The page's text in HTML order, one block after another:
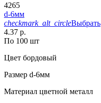
4265
d-6мм
checkmark_alt_circleВыбрать
4.37 р.
По 100 шт
Цвет бордовый
Размер d-6мм
Материал цветной металл